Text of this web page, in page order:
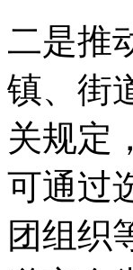
二是推
镇、街
关规定
可通过
团组织